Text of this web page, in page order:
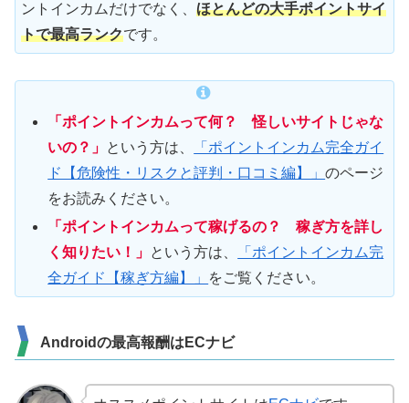
ントインカムだけでなく、 ほとんどの大手ポイントサイ
トで最高ランクです。
「ポイントインカムって何？ 怪しいサイトじゃな
いの？」 という方は、
「ポイントインカム完全ガイ
ド【危険性・リスクと評判・口コミ編】」のページ
をお読みください。
「ポイントインカムって稼げるの？ 稼ぎ方を詳し
く知りたい！」 という方は、
「ポイントインカム完
全ガイド【稼ぎ方編】」
をご覧ください。
Androidの最高報酬はECナビ